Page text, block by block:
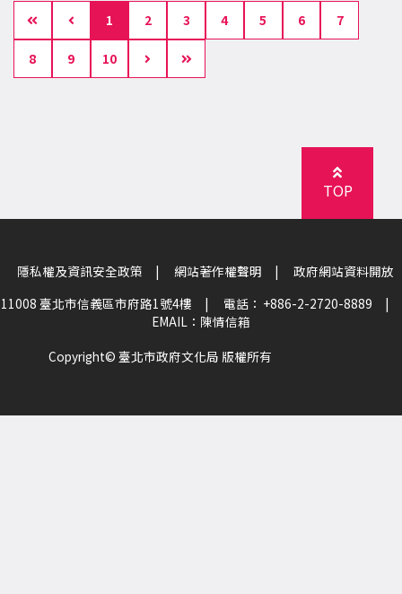
第一頁上一頁1 2 3 4 5 6 7
8 9 10 下一頁最後頁
TOP
隱私權及資訊安全政策 | 網站著作權聲明 | 政府網站資料開放
11008 臺北市信義區市府路1號4樓 | 電話： +886-2-2720-8889 |
EMAIL： 陳情信箱
Copyright© 臺北市政府文化局 版權所有